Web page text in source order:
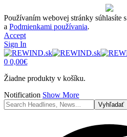
Používaním webovej stránky súhlasíte s
a Podmienkami používania.
Accept
Sign In
0 0,00€
Žiadne produkty v košíku.
Notification Show More